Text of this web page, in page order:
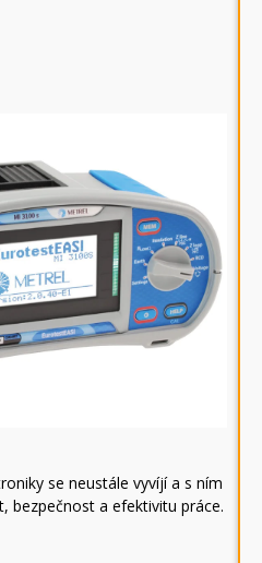
se neustále vyvíjí a s ním
bezpečnost a efektivitu práce.